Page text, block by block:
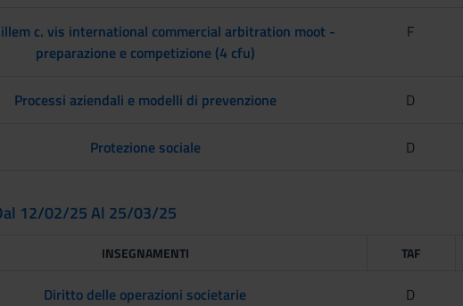
c. vis international commercial arbitration moot -
preparazione e competizione (4 cfu)
F
Processi aziendali e modelli di prevenzione D
Protezione sociale D
12/02/25 Al 25/03/25
INSEGNAMENTI TAF
Diritto delle operazioni societarie D